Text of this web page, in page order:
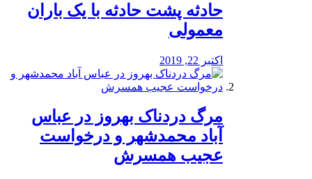
️حادثه پشت حادثه با یک باران
معمولی
اکتبر 22, 2019
مرگ دردناک بهروز در عباس
آباد محمدشهر و درخواست
عجیب همسرش